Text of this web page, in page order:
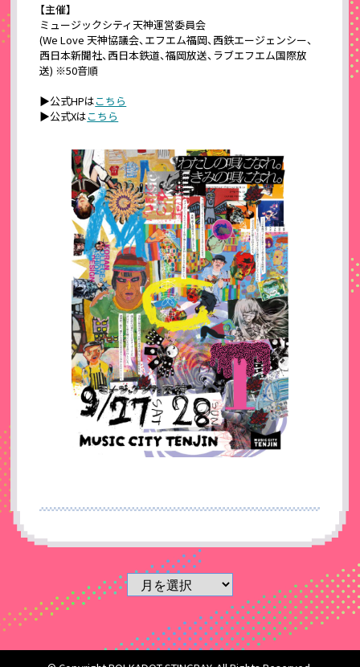
【主催】
ミュージックシティ天神運営委員会
(We Love 天神協議会、エフエム福岡、西鉄エージェンシー、
西日本新聞社、西日本鉄道、福岡放送、ラブエフエム国際放
送) ※50音順
▶公式HPはこちら
▶公式Xはこちら